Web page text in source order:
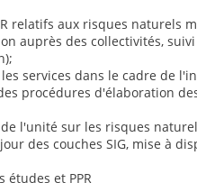
relatifs aux risques naturels
auprès des collectivités,
services dans le cadre de
procédures d'élaboration
l'unité sur les risques
des couches SIG, mise à
et PPR